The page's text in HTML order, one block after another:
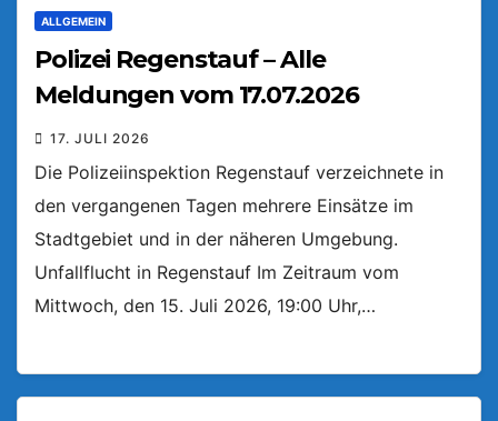
ALLGEMEIN
Polizei Regenstauf – Alle
Meldungen vom 17.07.2026
17. JULI 2026
Die Polizeiinspektion Regenstauf verzeichnete in
den vergangenen Tagen mehrere Einsätze im
Stadtgebiet und in der näheren Umgebung.
Unfallflucht in Regenstauf Im Zeitraum vom
Mittwoch, den 15. Juli 2026, 19:00 Uhr,…